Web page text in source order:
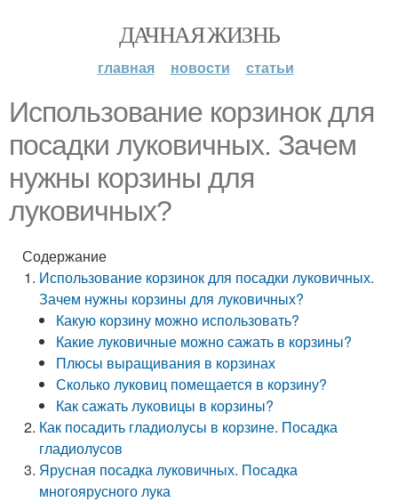
ДАЧНАЯ ЖИЗНЬ
главная новости статьи
Использование корзинок для
посадки луковичных. Зачем
нужны корзины для
луковичных?
Содержание
Использование корзинок для посадки луковичных.
Зачем нужны корзины для луковичных?
Какую корзину можно использовать?
Какие луковичные можно сажать в корзины?
Плюсы выращивания в корзинах
Сколько луковиц помещается в корзину?
Как сажать луковицы в корзины?
Как посадить гладиолусы в корзине. Посадка
гладиолусов
Ярусная посадка луковичных. Посадка
многоярусного лука